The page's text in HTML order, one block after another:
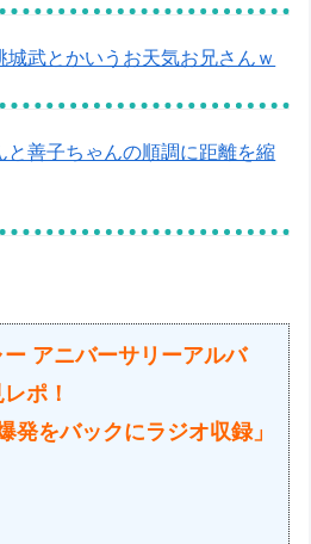
城武とかいうお天気お兄さんｗ
と善子ちゃんの順調に距離を縮
ー アニバーサリーアルバ
ポ！
発をバックにラジオ収録」